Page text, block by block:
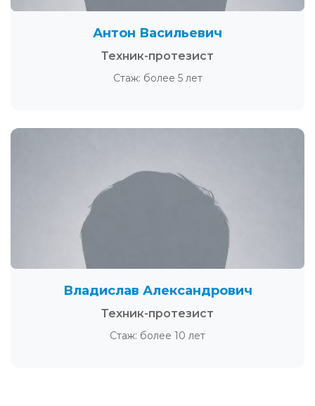
Антон Васильевич
Техник-протезист
Стаж: более 5 лет
Владислав Александрович
Техник-протезист
Стаж: более 10 лет